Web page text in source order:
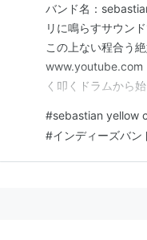
バンド名：
リに鳴らすサウン
この上ない程合う
www.youtube.com
く叩くドラムから
「モルヒネ」ドン
二人の…
#sebastian yellow
#インディーズバン